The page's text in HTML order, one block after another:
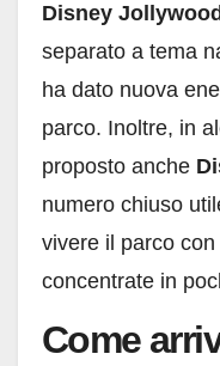
Disney
separato a tema
ha dato nuova
parco. Inoltre, in
proposto anche
numero chiuso
vivere il parco
concentrate in
Come